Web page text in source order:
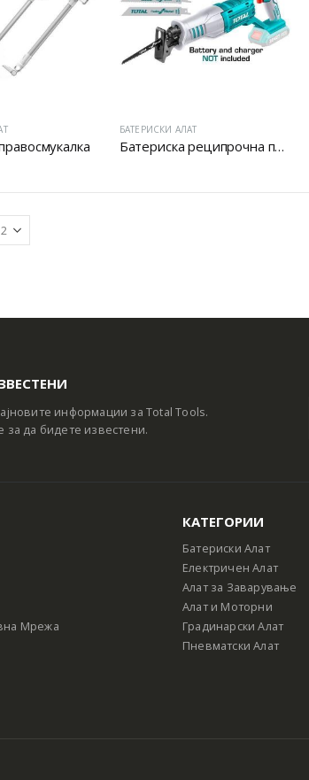
БАТЕРИСКИ АЛАТ
Батериска реципрочна пила
сет Батериски сет
информации за Total Tools.
за да бидете известени.
Мрежа
КАТЕГОРИИ
Батериски Алат
Електричен Алат
Алат за Заварување
Алат и Моторни
Градинарски Алат
Пневматски Алат